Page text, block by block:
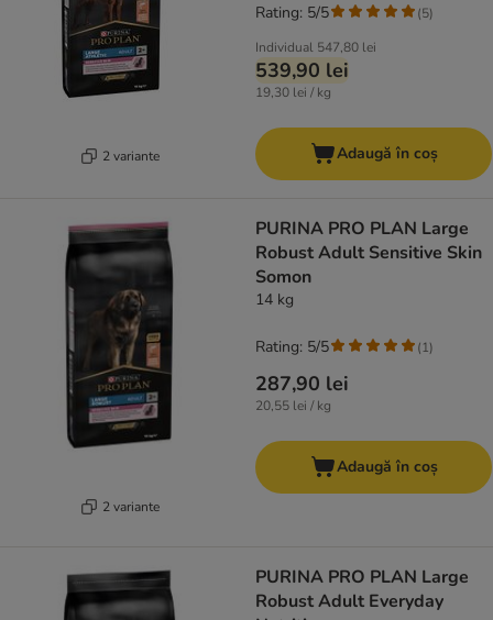
2 variante
Individual 547,80 lei
539,90 lei
19,30 lei / kg
Rating: 5/5 (5)
Adaugă în coș
2 variante
PURINA PRO PLAN Large
Robust Adult Sensitive Skin
Somon
14 kg
287,90 lei
20,55 lei / kg
Rating: 5/5 (1)
Adaugă în coș
PURINA PRO PLAN Large
Robust Adult Everyday